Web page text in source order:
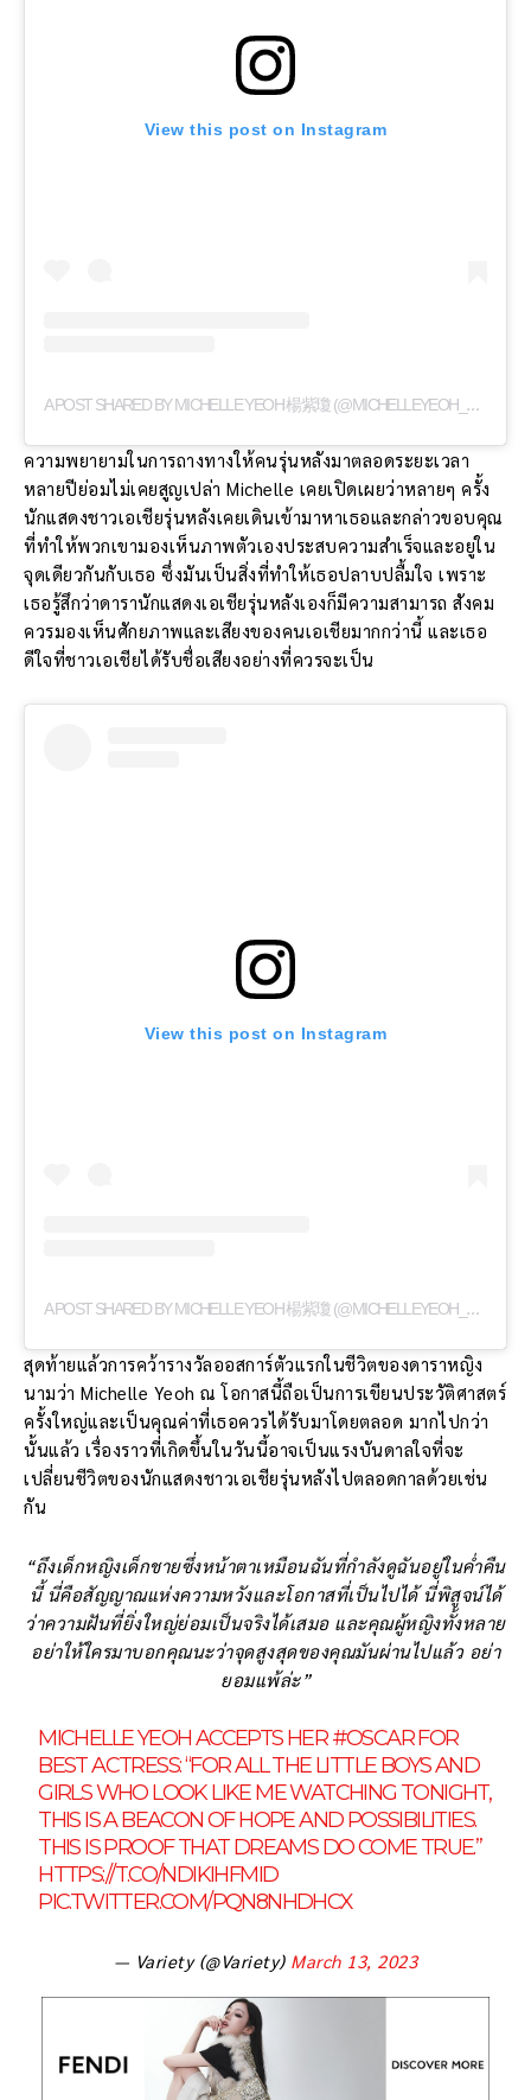
View this post on Instagram
A
POST SHARED BY MICHELLE YEOH 楊紫瓊 (@MICHELLEYEOH_OFFICIAL)
ความพยายามในการถางทางให้คนรุ่นหลังมาตลอดระยะเวลา
หลายปีย่อมไม่เคยสูญเปล่า Michelle เคยเปิดเผยว่าหลายๆ ครั้ง
นักแสดงชาวเอเชียรุ่นหลังเคยเดินเข้ามาหาเธอและกล่าวขอบคุณ
ที่ทำให้พวกเขามองเห็นภาพตัวเองประสบความสำเร็จและอยู่ใน
จุดเดียวกันกับเธอ ซึ่งมันเป็นสิ่งที่ทำให้เธอปลาบปลื้มใจ เพราะ
เธอรู้สึกว่าดารานักแสดงเอเชียรุ่นหลังเองก็มีความสามารถ สังคม
ควรมองเห็นศักยภาพและเสียงของคนเอเชียมากกว่านี้ และเธอ
ดีใจที่ชาวเอเชียได้รับชื่อเสียงอย่างที่ควรจะเป็น
View this post on Instagram
A
POST SHARED BY MICHELLE YEOH 楊紫瓊 (@MICHELLEYEOH_OFFICIAL)
สุดท้ายแล้วการคว้ารางวัลออสการ์ตัวแรกในชีวิตของดาราหญิง
นามว่า Michelle Yeoh ณ โอกาสนี้ถือเป็นการเขียนประวัติศาสตร์
ครั้งใหญ่และเป็นคุณค่าที่เธอควรได้รับมาโดยตลอด มากไปกว่า
นั้นแล้ว เรื่องราวที่เกิดขึ้นในวันนี้อาจเป็นแรงบันดาลใจที่จะ
เปลี่ยนชีวิตของนักแสดงชาวเอเชียรุ่นหลังไปตลอดกาลด้วยเช่น
กัน
“ถึงเด็กหญิงเด็กชายซึ่งหน้าตาเหมือนฉันที่กำลังดูฉันอยู่ในค่ำคืน
นี้ นี่คือสัญญาณแห่งความหวังและโอกาสที่เป็นไปได้ นี่พิสูจน์ได้
ว่าความฝันที่ยิ่งใหญ่ย่อมเป็นจริงได้เสมอ และคุณผู้หญิงทั้งหลาย
อย่าให้ใครมาบอกคุณนะว่าจุดสูงสุดของคุณมันผ่านไปแล้ว อย่า
ยอมแพ้ล่ะ”
MICHELLE YEOH ACCEPTS HER#OSCARFOR
BEST ACTRESS: “FOR ALL THE LITTLE BOYS AND
GIRLS WHO LOOK LIKE ME WATCHING TONIGHT,
THIS IS A BEACON OF HOPE AND POSSIBILITIES.
THIS IS PROOF THAT DREAMS DO COME TRUE.”
HTTPS://T.CO/NDIKIHFMID
PIC.TWITTER.COM/PQN8NHDHCX
— Variety (@Variety) March 13, 2023